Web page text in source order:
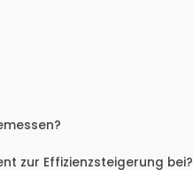
zur Effizienzsteigerung bei?